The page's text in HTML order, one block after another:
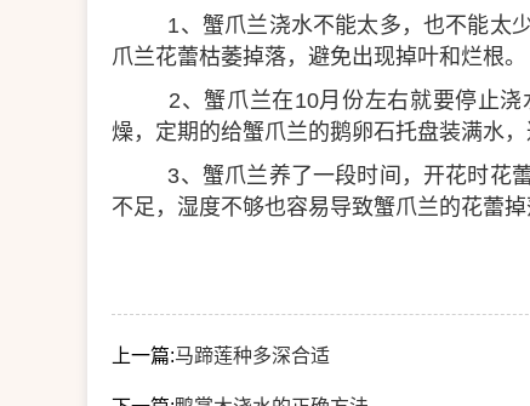
1、蟹爪兰浇水不能太多，也不能太
爪兰花蕾枯萎掉落，避免出现掉叶和烂根。
2、蟹爪兰在10月份左右就要停止
燥，定期的给蟹爪兰的鹅卵石托盘装满水
3、蟹爪兰养了一段时间，开花时花
不足，湿度不够也容易导致蟹爪兰的花蕾掉
上一篇:马蹄莲种多深合适